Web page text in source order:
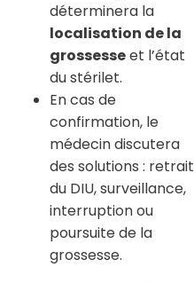
déterminera la
localisation de la
grossesseet l’état
du stérilet.
En cas de
confirmation, le
médecin discutera
des solutions : retrait
du DIU, surveillance,
interruption ou
poursuite de la
grossesse.